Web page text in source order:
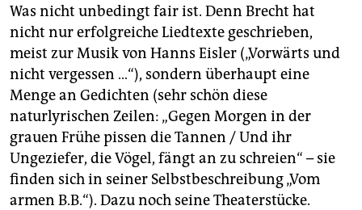
Was nicht unbedingt fair ist. Denn Brecht hat
nicht nur erfolgreiche Liedtexte geschrieben,
meist zur Musik von Hanns Eisler („Vorwärts und
nicht vergessen …“), sondern überhaupt eine
Menge an Gedichten (sehr schön diese
naturlyrischen Zeilen: „Gegen Morgen in der
grauen Frühe pissen die Tannen / Und ihr
Ungeziefer, die Vögel, fängt an zu schreien“ – sie
finden sich in seiner Selbstbeschreibung „Vom
armen B.B.“). Dazu noch seine Theaterstücke.